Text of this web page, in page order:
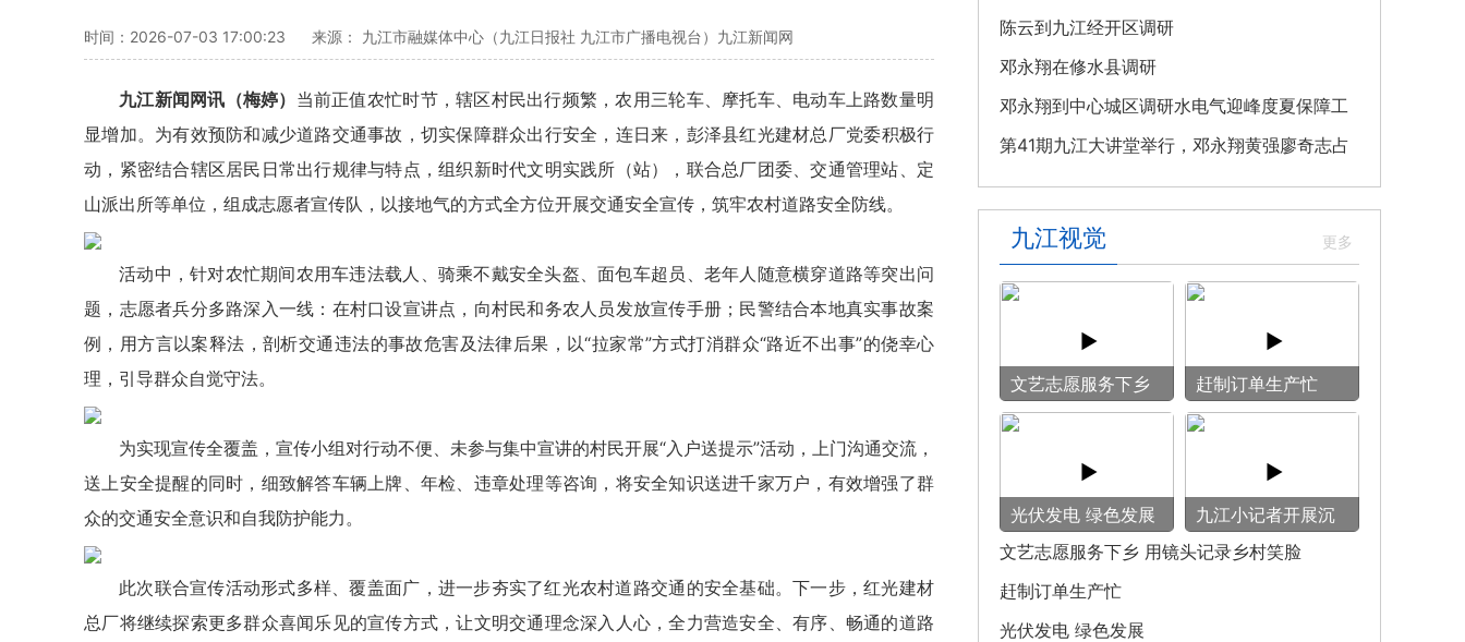
时间：2026-07-03 17:00:23 来源： 九江市融媒体中心（九江日报社 九江市广播电视台）九江新闻网
九江新闻网讯 （梅婷） 当前正值农忙时节，辖区村民出行频繁，农用三轮车、摩托车、电动车上路数量明
显增加。为有效预防和减少道路交通事故，切实保障群众出行安全，连日来， 彭泽县红光建材总厂党委积极行
动，紧密结合辖区居民日常出行规律与特点，组织新时代文明实践所（站），联合总厂团委、交通管理站、定
山派出所等单位，组成志愿者宣传队，以接地气的方式全方位开展交通安全宣传，筑牢农村道路安全防线。
活动中，针对农忙期间农用车违法载人、骑乘不戴安全头盔、面包车超员、老年人随意横穿道路等突出问
题，志愿者兵分多路深入一线：在村口设宣讲点，向村民和务农人员发放宣传手册；民警结合本地真实事故案
例，用方言以案释法，剖析交通违法的事故危害及法律后果，以“拉家常”方式打消群众“路近不出事”的侥幸心
理，引导群众自觉守法。
为实现宣传全覆盖，宣传小组对行动不便、未参与集中宣讲的村民开展“入户送提示”活动，上门沟通交流，
送上安全提醒的同时，细致解答车辆上牌、年检、违章处理等咨询，将安全知识送进千家万户，有效增强了群
众的交通安全意识和自我防护能力。
此次联合宣传活动形式多样、覆盖面广，进一步夯实了红光农村道路交通的安全基础。下一步，红光建材
总厂将继续探索更多群众喜闻乐见的宣传方式，让文明交通理念深入人心，全力营造安全、有序、畅通的道路
陈云到九江经开区调研
邓永翔在修水县调研
邓永翔到中心城区调研水电气迎峰度夏保障工
作
第41期九江大讲堂举行，邓永翔黄强廖奇志占
勇出席
九江视觉
文艺志愿服务下乡
用镜头记录乡村笑
赶制订单生产忙
光伏发电 绿色发展
九江小记者开展沉
浸式媒介实训
文艺志愿服务下乡 用镜头记录乡村笑脸
赶制订单生产忙
光伏发电 绿色发展